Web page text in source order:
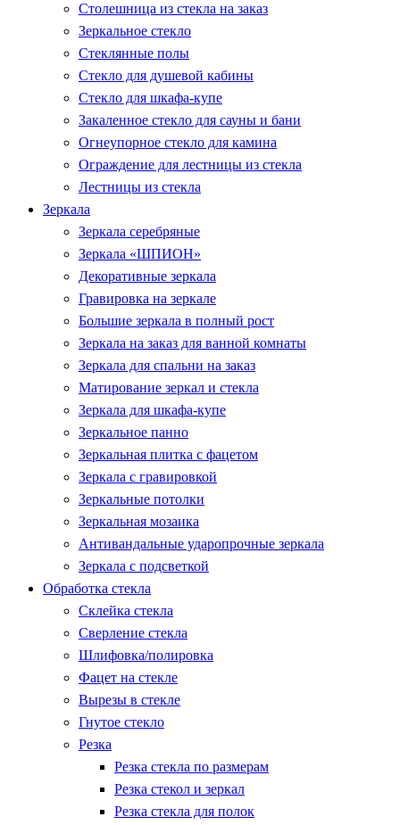
Столешница из стекла на заказ
Зеркальное стекло
Стеклянные полы
Стекло для душевой кабины
Стекло для шкафа-купе
Закаленное стекло для сауны и бани
Огнеупорное стекло для камина
Ограждение для лестницы из стекла
Лестницы из стекла
Зеркала
Зеркала серебряные
Зеркала «ШПИОН»
Декоративные зеркала
Гравировка на зеркале
Большие зеркала в полный рост
Зеркала на заказ для ванной комнаты
Зеркала для спальни на заказ
Матирование зеркал и стекла
Зеркала для шкафа-купе
Зеркальное панно
Зеркальная плитка с фацетом
Зеркала с гравировкой
Зеркальные потолки
Зеркальная мозаика
Антивандальные ударопрочные зеркала
Зеркала с подсветкой
Обработка стекла
Склейка стекла
Сверление стекла
Шлифовка/полировка
Фацет на стекле
Вырезы в стекле
Гнутое стекло
Резка
Резка стекла по размерам
Резка стекол и зеркал
Резка стекла для полок